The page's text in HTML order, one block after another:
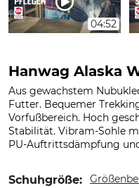
04:52
Hanwag Alaska
Aus gewachstem
Futter. Bequemer
Vorfußbereich. Hoch
Stabilität. Vibram-Sohle
PU-Auftrittsdämpfung
Schuhgröße: